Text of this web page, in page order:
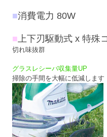
■消費電力 80W
■上下刃駆動式 x 特殊
切れ味抜群
グラスレシーバ収集量UP
掃除の手間を大幅に低減します